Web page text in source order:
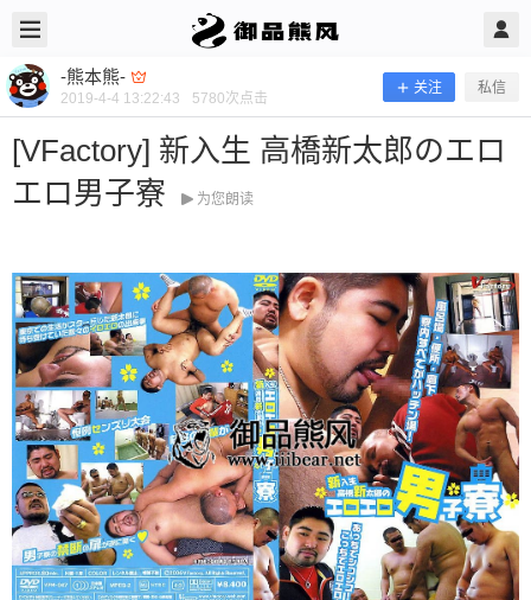
-熊本熊-
2019-4-4 13:22:43 5780次点击
关注 私信
[VFactory] 新入生 高橋新太郎のエロ
エロ男子寮
为您朗读
-熊本熊- @ 御品熊风 2019/4/04
[VFactory] 新入生 高橋新太郎のエロ
エロ男子寮
当前隐藏内容需要支付100熊币 已有80人支付 登录
立刻注册 0 收藏